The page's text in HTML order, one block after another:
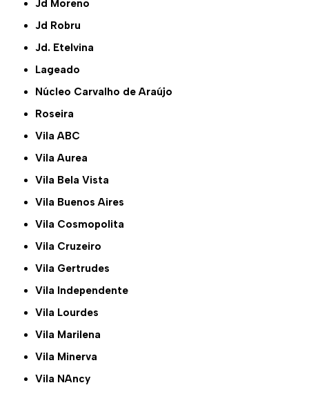
Jd Moreno
Jd Robru
Jd. Etelvina
Lageado
Núcleo Carvalho de Araújo
Roseira
Vila ABC
Vila Aurea
Vila Bela Vista
Vila Buenos Aires
Vila Cosmopolita
Vila Cruzeiro
Vila Gertrudes
Vila Independente
Vila Lourdes
Vila Marilena
Vila Minerva
Vila NAncy